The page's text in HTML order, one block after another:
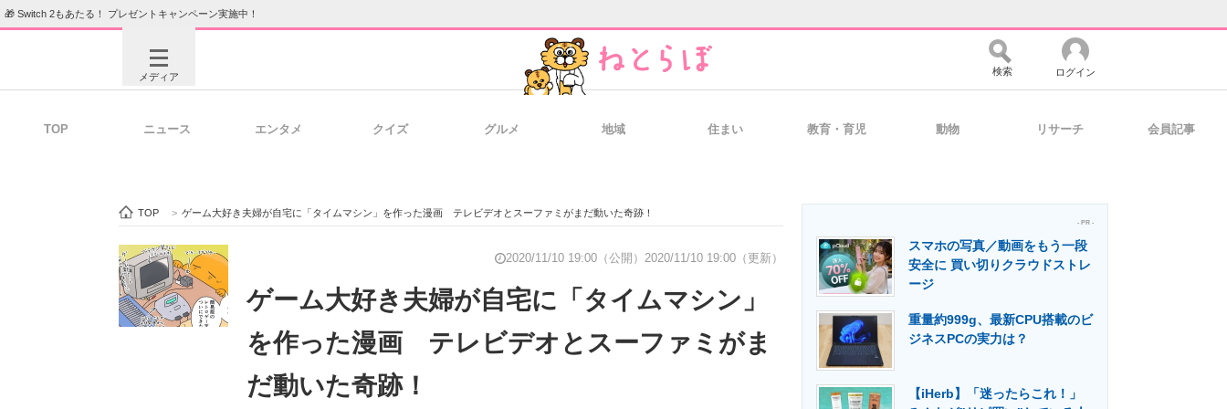
🎁 Switch 2もあたる！ プレゼントキャンペーン実施中！
メディア
ビジネスと働き方のヒント 経営リーダーのコミュニティ マーケ×ITの今がよく分かる
ITエンジニア向け専門サイト 企業向けIT製品の総合サイト IT製品の技術・比較・事例 製造業のIT導入・活用を支援
検索 ログイン
TOP ニュース エンタメ クイズ グルメ 地域 住まい 教育・育児 動物 リサーチ 会員記事
TOP > ゲーム大好き夫婦が自宅に「タイムマシン」を作った漫画 テレビデオとスーファミがまだ動いた奇跡！
2020/11/10 19:00（公開） 2020/11/10 19:00（更新）
ゲーム大好き夫婦が自宅に「タイムマシン」
を作った漫画 テレビデオとスーファミがま
だ動いた奇跡！
- PR -
スマホの写真／動画をもう一段
安全に 買い切りクラウドストレ
ージ
重量約999g、最新CPU搭載のビ
ジネスPCの実力は？
【iHerb】「迷ったらこれ！」